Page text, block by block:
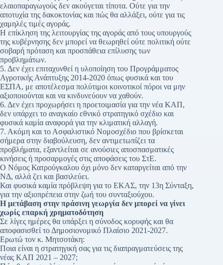
ελαιοπαραγωγούς δεν ακούγεται τίποτα. Ούτε για την
αποτυχία της δακοκτονίας και πώς θα αλλάξει, ούτε για τις
χαμηλές τιμές αγοράς.
Η επίκληση της λειτουργίας της αγοράς από τους υπουργούς
της κυβέρνησης δεν μπορεί να θεωρηθεί ούτε πολιτική ούτε
σοβαρή πρόταση και προσπάθεια επίλυσης των
προβλημάτων.
5. Δεν έχει επιταχυνθεί η υλοποίηση του Προγράμματος
Αγροτικής Ανάπτυξης 2014-2020 όπως φυσικά και του
ΕΣΠΑ, με αποτέλεσμα πολύτιμοι κοινοτικοί πόροι να μην
αξιοποιούνται και να κινδυνεύουν να χαθούν.
6. Δεν έχει προχωρήσει η προετοιμασία για την νέα ΚΑΠ,
δεν υπάρχει το αναγκαίο εθνικό στρατηγικό σχέδιο και
φυσικά καμία αναφορά για την κλιματική αλλαγή.
7. Ακόμη και το Ασφαλιστικό Νομοσχέδιο που βρίσκεται
σήμερα στην διαβούλευση, δεν αντιμετωπίζει τα
προβλήματα, εξαντλείται σε ανούσιες αποσπασματικές
κινήσεις ή προσαρμογές στις αποφάσεις του ΣτΕ.
Ο Νόμος Κατρούγκαλου όχι μόνο δεν καταργείται από την
ΝΔ, αλλά ζει και βασιλεύει.
Και φυσικά καμία πρόβλεψη για το ΕΚΑΣ, την 13η Σύνταξη,
για την αξιοπρέπεια στην ζωή του συνταξιούχου.
Η μετάβαση στην πράσινη γεωργία δεν μπορεί να γίνει
χωρίς επαρκή χρηματοδότηση
Σε λίγες ημέρες θα υπάρξει η σύνοδος κορυφής και θα
αποφασισθεί το Δημοσιονομικό Πλαίσιο 2021-2027.
Ερωτώ τον κ. Μητσοτάκη:
Ποια είναι η στρατηγική σας για τις διαπραγματεύσεις της
νέας ΚΑΠ 2021 – 2027;